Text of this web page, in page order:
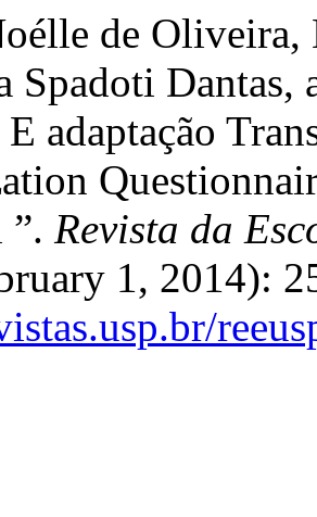
de Oliveira,
Spadoti Dantas,
adaptação
Revista da
1, 2014):